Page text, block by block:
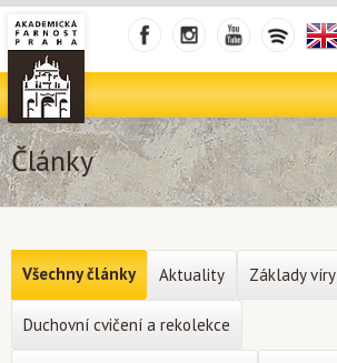
Články
Všechny články Aktuality Základy víry
Duchovní cvičení a rekolekce